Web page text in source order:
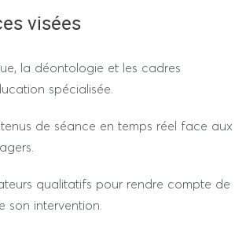
2 ----------------
/ DÉROGATOIRE
visées
la déontologie et les cadres
spécialisée.
de séance en temps réel face aux
qualitatifs pour rendre compte de
son intervention.